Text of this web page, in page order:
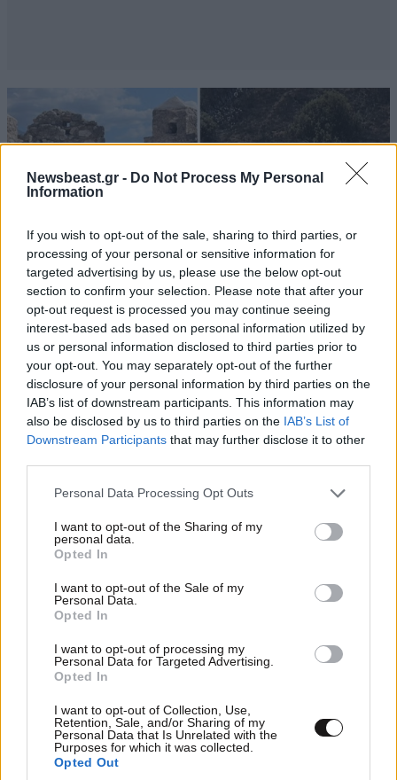
Newsbeast.gr - Do Not Process My Personal
Information
If you wish to opt-out of the sale, sharing to third parties, or
processing of your personal or sensitive information for
targeted advertising by us, please use the below opt-out
section to confirm your selection. Please note that after your
opt-out request is processed you may continue seeing
interest-based ads based on personal information utilized by
us or personal information disclosed to third parties prior to
your opt-out. You may separately opt-out of the further
disclosure of your personal information by third parties on the
IAB’s list of downstream participants. This information may
also be disclosed by us to third parties on the IAB’s List of
Downstream Participants that may further disclose it to other
Please note that this website/app uses one or more Google
not limited to your visit or usage behaviour. You may click to
grant or deny consent to Google and its third-party tags to
use your data for below specified purposes in below Google
consent section.
Personal Data Processing Opt Outs
I want to opt-out of the Sharing of my
personal data.
Opted In
I want to opt-out of the Sale of my
Personal Data.
Opted In
I want to opt-out of processing my
Personal Data for Targeted Advertising.
Opted In
I want to opt-out of Collection, Use,
Retention, Sale, and/or Sharing of my
Personal Data that Is Unrelated with the
Purposes for which it was collected.
Opted Out
ΕΛΛΑΔΑ 05·08·2026 21:24
«Κάηκε το σπίτι μας στην Ελλάδα λίγο πριν
μετακομίσουμε»: Απαρηγόρητη η οικογένεια
από τη Βρετανία που είδε το όνειρο ζωής να
γίνεται στάχτη
LIFESTYLE05·08·2026 17:48
Παλάτι Marivent: Πώς οι κληρονόμοι του